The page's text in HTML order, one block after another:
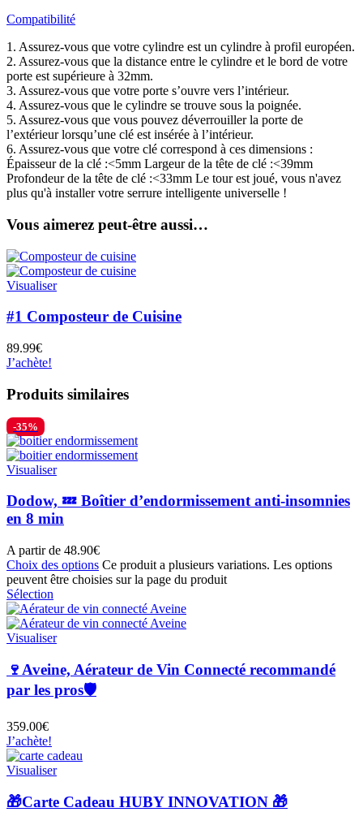
Compatibilité
1. Assurez-vous que votre cylindre est un cylindre à profil européen.
2. Assurez-vous que la distance entre le cylindre et le bord de votre
porte est supérieure à 32mm.
3. Assurez-vous que votre porte s’ouvre vers l’intérieur.
4. Assurez-vous que le cylindre se trouve sous la poignée.
5. Assurez-vous que vous pouvez déverrouiller la porte de
l’extérieur lorsqu’une clé est insérée à l’intérieur.
6. Assurez-vous que votre clé correspond à ces dimensions :
Épaisseur de la clé :<5mm Largeur de la tête de clé :<39mm
Profondeur de la tête de clé :<33mm Le tour est joué, vous n'avez
plus qu'à installer votre serrure intelligente universelle !
Vous aimerez peut-être aussi…
Visualiser
#1 Composteur de Cuisine
89.99€
J’achète!
Produits similaires
-35%
Visualiser
Dodow, 💤 Boîtier d’endormissement anti-insomnies
en 8 min
A partir de 48.90€
Choix des options Ce produit a plusieurs variations. Les options
peuvent être choisies sur la page du produit
Sélection
Visualiser
🍷Aveine, Aérateur de Vin Connecté recommandé
par les pros🛡️
359.00€
J’achète!
Visualiser
🎁Carte Cadeau HUBY INNOVATION 🎁